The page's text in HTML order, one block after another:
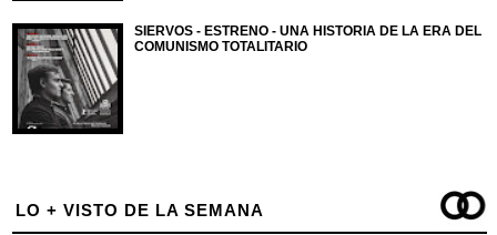
SIERVOS - ESTRENO - UNA HISTORIA DE LA ERA DEL
COMUNISMO TOTALITARIO
LO + VISTO DE LA SEMANA